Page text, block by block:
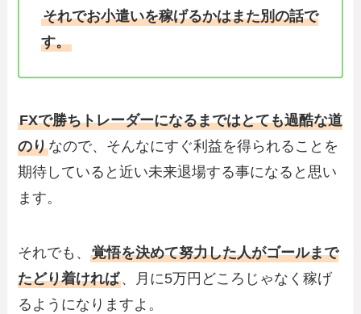
それでお小遣いを稼げるかはまた別の話で
す。
FXで勝ちトレーダーになるまではとても過酷な道
のりなので、そんなにすぐ利益を得られることを
期待していると近い未来退場する事になると思い
ます。
それでも、覚悟を決めて努力した人がゴールまで
たどり着ければ、月に5万円どころじゃなく稼げ
るようになりますよ。